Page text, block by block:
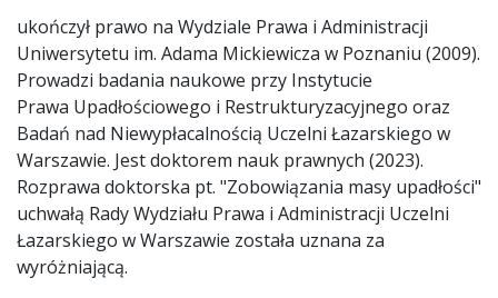
ukończył prawo na Wydziale Prawa i Administracji
Uniwersytetu im. Adama Mickiewicza w Poznaniu (2009).
Prowadzi badania naukowe przy Instytucie
Prawa Upadłościowego i Restrukturyzacyjnego oraz
Badań nad Niewypłacalnością Uczelni Łazarskiego w
Warszawie. Jest doktorem nauk prawnych (2023).
Rozprawa doktorska pt. "Zobowiązania masy upadłości"
uchwałą Rady Wydziału Prawa i Administracji Uczelni
Łazarskiego w Warszawie została uznana za
wyróżniającą.